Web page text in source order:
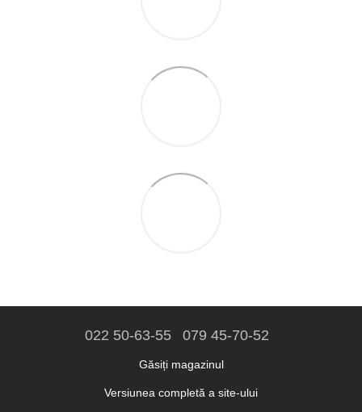
022 50-63-55 079 45-70-52
Găsiți magazinul
Versiunea completă a site-ului